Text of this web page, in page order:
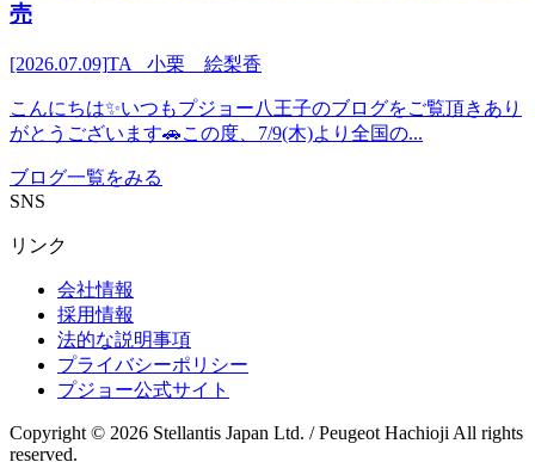
売
[2026.07.09]TA 小栗 絵梨香
こんにちは✨いつもプジョー八王子のブログをご覧頂きあり
がとうございます🚗この度、7/9(木)より全国の...
ブログ一覧をみる
SNS
リンク
会社情報
採用情報
法的な説明事項
プライバシーポリシー
プジョー公式サイト
Copyright © 2026 Stellantis Japan Ltd. / Peugeot Hachioji All rights
reserved.